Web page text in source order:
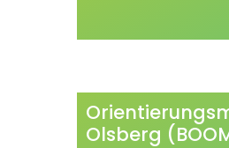
Olsberg